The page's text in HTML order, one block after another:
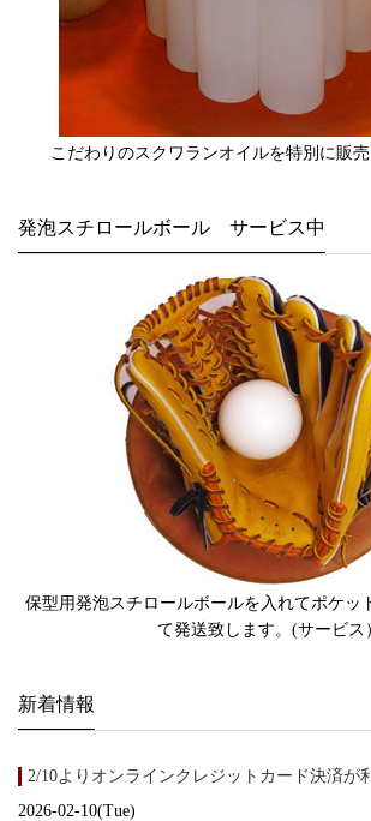
こだわりのスクワランオイルを特別に販売
発泡スチロールボール サービス中
保型用発泡スチロールボールを入れてポケッ
て発送致します。(サービス）
新着情報
2/10よりオンラインクレジットカード決済が
2026-02-10(Tue)